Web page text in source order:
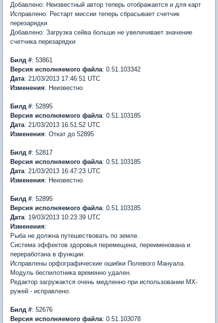
Добавлено: Неизвестный автор теперь отображается и для карт
Исправлено: Рестарт миссии теперь сбрасывает счетчик
перезарядки
Добавлено: Загрузка сейва больше не увеличивает значение
счетчика перезарядки
Билд #: 53861
Версия исполняемого файла: 0.51.103342
Дата: 21/03/2013 17:46:51 UTC
Изменения: Неизвестно
Билд #: 52895
Версия исполняемого файла: 0.51.103185
Дата: 21/03/2013 16:51:52 UTC
Изменения: Откат до 52895
Билд #: 52817
Версия исполняемого файла: 0.51.103185
Дата: 21/03/2013 16:47:23 UTC
Изменения: Неизвестно
Билд #: 52895
Версия исполняемого файла: 0.51.103185
Дата: 19/03/2013 10:23:39 UTC
Изменения:
Рыба не должна путешествовать по земле.
Система эффектов здоровья перемещена, переименована и
переработана в функции.
Исправлены орфографические ошибки Полевого Мануала.
Модуль беспилотника временно удален.
Редактор загружактся очень медленно при использовании MX-
ружей - исправлено.
Билд #: 52676
Версия исполняемого файла: 0.51.103078